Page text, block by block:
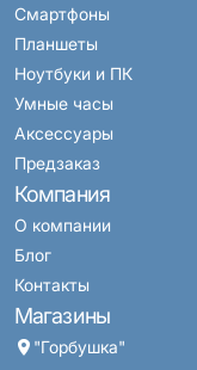
Смартфоны
Планшеты
Ноутбуки и ПК
Умные часы
Аксессуары
Предзаказ
Компания
О компании
Блог
Контакты
Магазины
"Горбушка"